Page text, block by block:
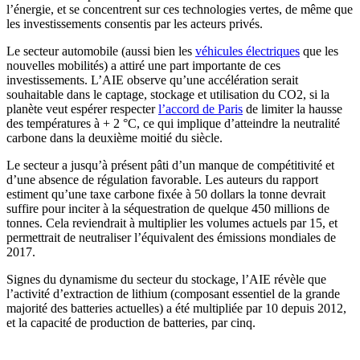
l’énergie, et se concentrent sur ces technologies vertes, de même que
les investissements consentis par les acteurs privés.
Le secteur automobile (aussi bien les véhicules électriques que les
nouvelles mobilités) a attiré une part importante de ces
investissements. L’AIE observe qu’une accélération serait
souhaitable dans le captage, stockage et utilisation du CO2, si la
planète veut espérer respecterl’accord de Paris de limiter la hausse
des températures à + 2 °C, ce qui implique d’atteindre la neutralité
carbone dans la deuxième moitié du siècle.
Le secteur a jusqu’à présent pâti d’un manque de compétitivité et
d’une absence de régulation favorable. Les auteurs du rapport
estiment qu’une taxe carbone fixée à 50 dollars la tonne devrait
suffire pour inciter à la séquestration de quelque 450 millions de
tonnes. Cela reviendrait à multiplier les volumes actuels par 15, et
permettrait de neutraliser l’équivalent des émissions mondiales de
2017.
Signes du dynamisme du secteur du stockage, l’AIE révèle que
l’activité d’extraction de lithium (composant essentiel de la grande
majorité des batteries actuelles) a été multipliée par 10 depuis 2012,
et la capacité de production de batteries, par cinq.